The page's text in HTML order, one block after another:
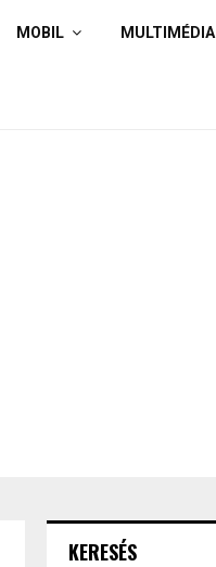
MOBIL MULTIMÉDIA
KERESÉS